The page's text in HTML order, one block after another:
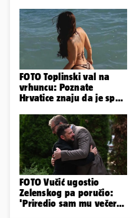
FOTO Toplinski val na
vrhuncu: Poznate
Hrvatice znaju da je spas
FOTO Vučić ugostio
Zelenskog pa poručio:
'Priredio sam mu večeru